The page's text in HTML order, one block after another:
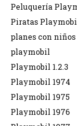
Peluquería
Piratas
planes con
playmobil
Playmobil 1.2.3
Playmobil 1974
Playmobil 1975
Playmobil 1976